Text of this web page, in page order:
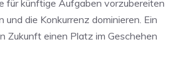
für künftige Aufgaben vorzubereiten
die Konkurrenz dominieren. Ein
Zukunft einen Platz im Geschehen